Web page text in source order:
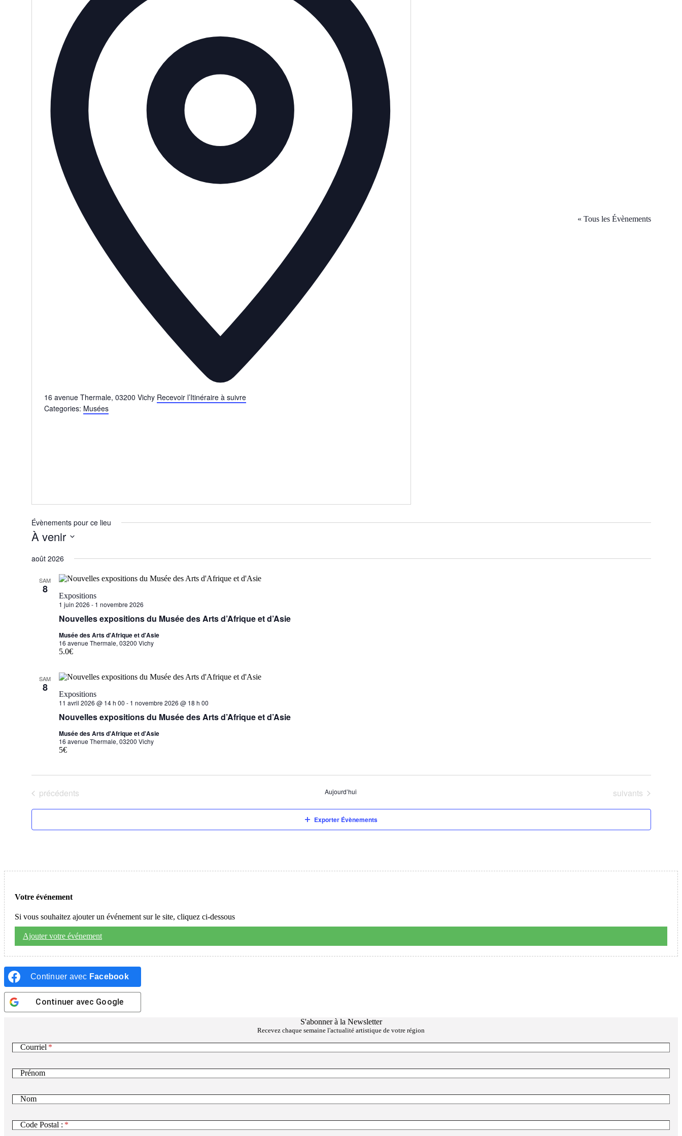
« Tous les Évènements
16 avenue Thermale, 03200 Vichy Recevoir l’Itinéraire à suivre
Categories: Musées
Évènements pour ce lieu
À venir
une
août 2026
SAM
8
1 juin 2026 - 1 novembre 2026
Nouvelles expositions du Musée des Arts d’Afrique et d’Asie
Expositions
Musée des Arts d'Afrique et d'Asie
16 avenue Thermale, 03200 Vichy
5.0€
SAM
8
11 avril 2026 @ 14 h 00 - 1 novembre 2026 @ 18 h 00
Nouvelles expositions du Musée des Arts d’Afrique et d’Asie
Expositions
Musée des Arts d'Afrique et d'Asie
16 avenue Thermale, 03200 Vichy
5€
Évènements
précédents Aujourd’hui Évènements
suivants
Exporter Évènements
Votre événement
Si vous souhaitez ajouter un événement sur le site, cliquez ci-dessous
Ajouter votre événement
Continuer avec Facebook
Continuer avec Google
S'abonner à la Newsletter
Recevez chaque semaine l'actualité artistique de votre région
Courriel
Prénom
Nom
Code Postal :